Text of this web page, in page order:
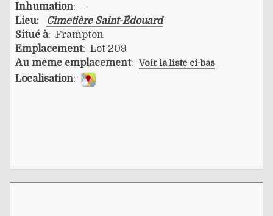
Inhumation: -
Lieu:
Cimetière Saint-Édouard
Situé à: Frampton
Emplacement: Lot 209
Au même emplacement: Voir la liste ci-bas
Localisation: